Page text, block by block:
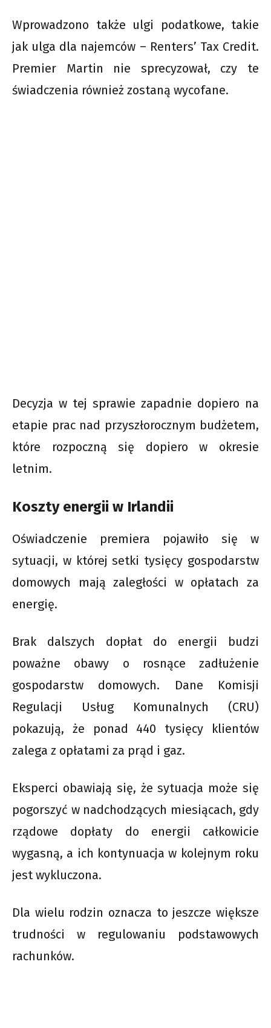
Wprowadzono także ulgi podatkowe, takie
jak ulga dla najemców – Renters’ Tax Credit.
Premier Martin nie sprecyzował, czy te
świadczenia również zostaną wycofane.
Decyzja w tej sprawie zapadnie dopiero na
etapie prac nad przyszłorocznym budżetem,
które rozpoczną się dopiero w okresie
letnim.
Koszty energii w Irlandii
Oświadczenie premiera pojawiło się w
sytuacji, w której setki tysięcy gospodarstw
domowych mają zaległości w opłatach za
energię.
Brak dalszych dopłat do energii budzi
poważne obawy o rosnące zadłużenie
gospodarstw domowych. Dane Komisji
Regulacji Usług Komunalnych (CRU)
pokazują, że ponad 440 tysięcy klientów
zalega z opłatami za prąd i gaz.
Eksperci obawiają się, że sytuacja może się
pogorszyć w nadchodzących miesiącach, gdy
rządowe dopłaty do energii całkowicie
wygasną, a ich kontynuacja w kolejnym roku
jest wykluczona.
Dla wielu rodzin oznacza to jeszcze większe
trudności w regulowaniu podstawowych
rachunków.